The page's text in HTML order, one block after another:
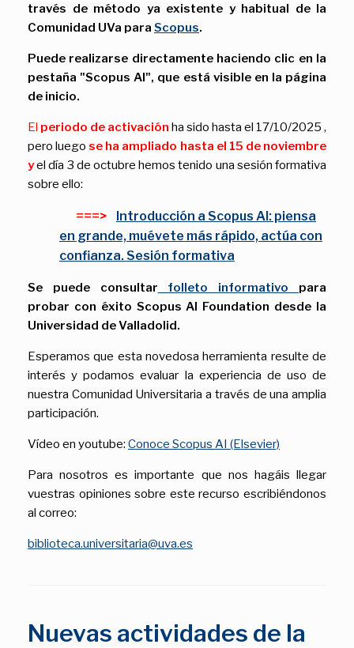
través de método ya existente y habitual de la
Comunidad UVa para Scopus.
Puede realizarse directamente haciendo clic en la
pestaña "Scopus AI", que está visible en la página
de inicio.
El periodo de activación ha sido hasta el 17/10/2025 ,
pero luego se ha ampliado hasta el 15 de noviembre
yel día 3 de octubre hemos tenido una sesión formativa
sobre ello:
===>
Introducción a Scopus AI: piensa
en grande, muévete más rápido, actúa con
confianza. Sesión formativa
Se puede consultar folleto informativo para
probar con éxito Scopus AI Foundation desde la
Universidad de Valladolid.
Esperamos que esta novedosa herramienta resulte de
interés y podamos evaluar la experiencia de uso de
nuestra Comunidad Universitaria a través de una amplia
participación.
Vídeo en youtube: Conoce Scopus AI (Elsevier)
Para nosotros es importante que nos hagáis llegar
vuestras opiniones sobre este recurso escribiéndonos
al correo:
biblioteca.universitaria@uva.es
Nuevas actividades de la